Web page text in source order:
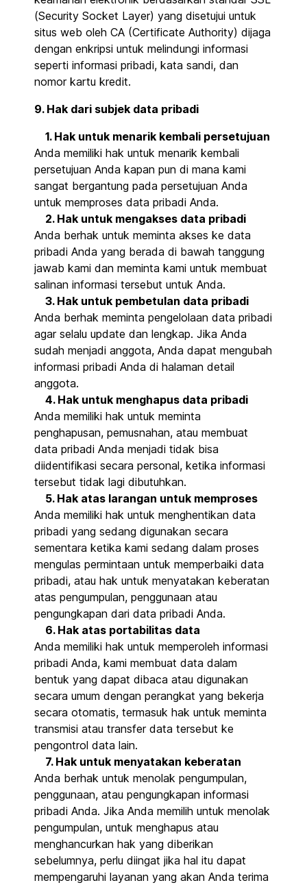
(Security Socket Layer) yang disetujui untuk
situs web oleh CA (Certificate Authority) dijaga
dengan enkripsi untuk melindungi informasi
seperti informasi pribadi, kata sandi, dan
nomor kartu kredit.
9. Hak dari subjek data pribadi
1. Hak untuk menarik kembali persetujuan
Anda memiliki hak untuk menarik kembali
persetujuan Anda kapan pun di mana kami
sangat bergantung pada persetujuan Anda
untuk memproses data pribadi Anda.
2. Hak untuk mengakses data pribadi
Anda berhak untuk meminta akses ke data
pribadi Anda yang berada di bawah tanggung
jawab kami dan meminta kami untuk membuat
salinan informasi tersebut untuk Anda.
3. Hak untuk pembetulan data pribadi
Anda berhak meminta pengelolaan data pribadi
agar selalu update dan lengkap. Jika Anda
sudah menjadi anggota, Anda dapat mengubah
informasi pribadi Anda di halaman detail
anggota.
4. Hak untuk menghapus data pribadi
Anda memiliki hak untuk meminta
penghapusan, pemusnahan, atau membuat
data pribadi Anda menjadi tidak bisa
diidentifikasi secara personal, ketika informasi
tersebut tidak lagi dibutuhkan.
5. Hak atas larangan untuk memproses
Anda memiliki hak untuk menghentikan data
pribadi yang sedang digunakan secara
sementara ketika kami sedang dalam proses
mengulas permintaan untuk memperbaiki data
pribadi, atau hak untuk menyatakan keberatan
atas pengumpulan, penggunaan atau
pengungkapan dari data pribadi Anda.
6. Hak atas portabilitas data
Anda memiliki hak untuk memperoleh informasi
pribadi Anda, kami membuat data dalam
bentuk yang dapat dibaca atau digunakan
secara umum dengan perangkat yang bekerja
secara otomatis, termasuk hak untuk meminta
transmisi atau transfer data tersebut ke
pengontrol data lain.
7. Hak untuk menyatakan keberatan
Anda berhak untuk menolak pengumpulan,
penggunaan, atau pengungkapan informasi
pribadi Anda. Jika Anda memilih untuk menolak
pengumpulan, untuk menghapus atau
menghancurkan hak yang diberikan
sebelumnya, perlu diingat jika hal itu dapat
mempengaruhi layanan yang akan Anda terima